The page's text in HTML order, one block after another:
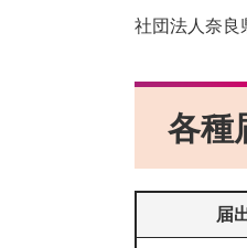
社団法人奈
各種
届